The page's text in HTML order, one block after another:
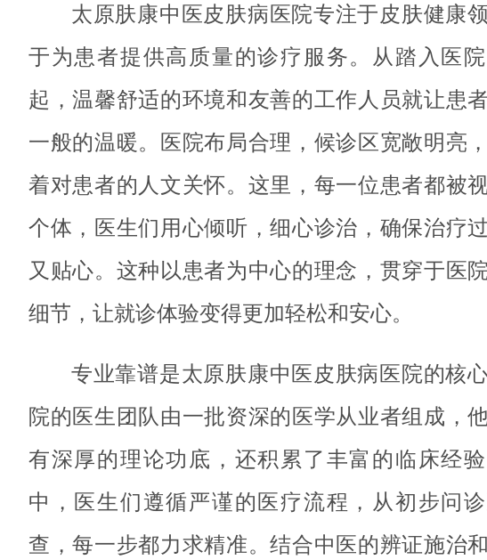
太原肤康中医皮肤病医院专注于皮肤健康
于为患者提供高质量的诊疗服务。从踏入医
起，温馨舒适的环境和友善的工作人员就让患
一般的温暖。医院布局合理，候诊区宽敞明亮
着对患者的人文关怀。这里，每一位患者都被
个体，医生们用心倾听，细心诊治，确保治疗
又贴心。这种以患者为中心的理念，贯穿于医
细节，让就诊体验变得更加轻松和安心。
专业靠谱是太原肤康中医皮肤病医院的核
院的医生团队由一批资深的医学从业者组成，
有深厚的理论功底，还积累了丰富的临床经
中，医生们遵循严谨的医疗流程，从初步问
查，每一步都力求精准。结合中医的辨证施治